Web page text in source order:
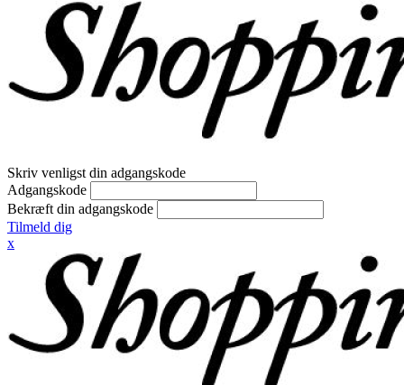
Skriv venligst din adgangskode
Adgangskode
Bekræft din adgangskode
Tilmeld dig
x